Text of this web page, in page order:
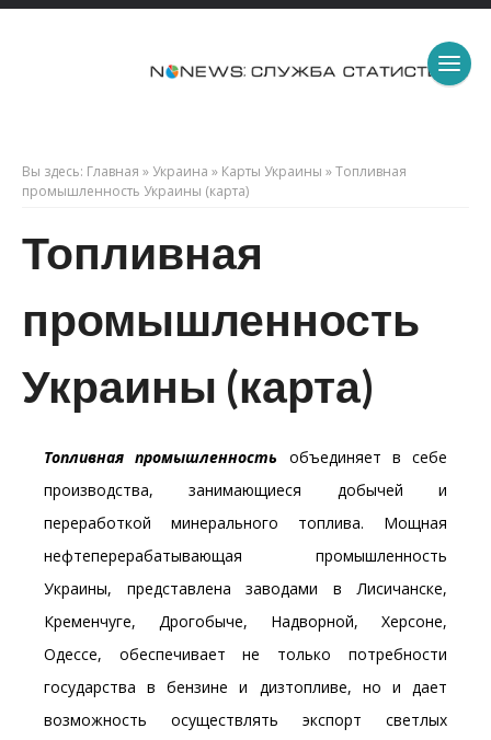
Вы здесь: Главная » Украина » Карты Украины »Топливная
промышленность Украины (карта)
Топливная
промышленность
Украины (карта)
Топливная промышленность объединяет в себе
производства, занимающиеся добычей и
переработкой минерального топлива. Мощная
нефтеперерабатывающая промышленность
Украины, представлена заводами в Лисичанске,
Кременчуге, Дрогобыче, Надворной, Херсоне,
Одессе, обеспечивает не только потребности
государства в бензине и дизтопливе, но и дает
возможность осуществлять экспорт светлых